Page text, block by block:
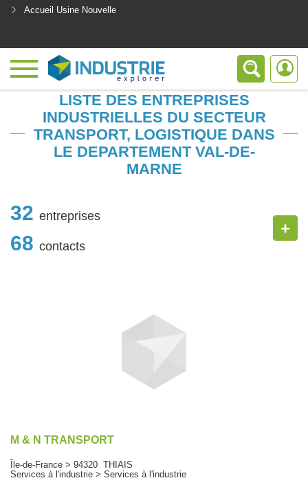
Accueil Usine Nouvelle
LISTE DES ENTREPRISES
INDUSTRIELLES DU SECTEUR
TRANSPORT, LOGISTIQUE DANS
LE DEPARTEMENT VAL-DE-
MARNE
32 entreprises
68 contacts
+
M & N TRANSPORT
Île-de-France > 94320 THIAIS
Services à l'industrie > Services à l'industrie